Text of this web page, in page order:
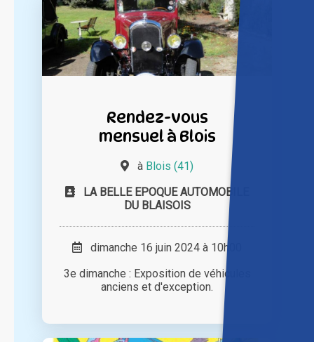
Rendez-vous
mensuel à Blois
à Blois (41)
LA BELLE EPOQUE AUTOMOBILE
DU BLAISOIS
dimanche 16 juin 2024 à 10h00
3e dimanche : Exposition de véhicules
anciens et d'exception.